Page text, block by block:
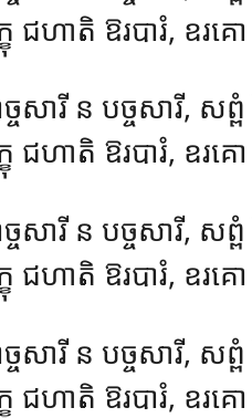
ជហាតិ ឱរបារំ, ឧរគ
សារី ន បច្ចសារី, សព្ពំ
ជហាតិ ឱរបារំ, ឧរគ
សារី ន បច្ចសារី, ស
ជហាតិ ឱរបារំ, ឧរគ
ចសារី ន បច្ចសារី, សព្
ជហាតិ ឱរបារំ, ឧរគ